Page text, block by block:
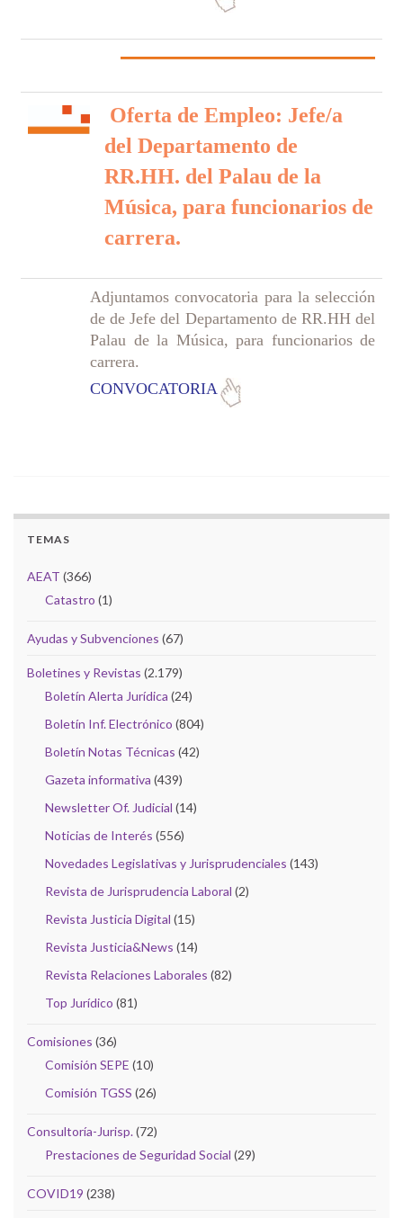
Oferta de Empleo: Jefe/a
del Departamento de
RR.HH. del Palau de la
Música, para funcionarios de
carrera.
Adjuntamos convocatoria para la selección
de de Jefe del Departamento de RR.HH del
Palau de la Música, para funcionarios de
carrera.
CONVOCATORIA
TEMAS
AEAT (366)
Catastro (1)
Ayudas y Subvenciones (67)
Boletines y Revistas (2.179)
Boletín Alerta Jurídica (24)
Boletín Inf. Electrónico (804)
Boletín Notas Técnicas (42)
Gazeta informativa (439)
Newsletter Of. Judicial (14)
Noticias de Interés (556)
Novedades Legislativas y Jurisprudenciales (143)
Revista de Jurisprudencia Laboral (2)
Revista Justicia Digital (15)
Revista Justicia&News (14)
Revista Relaciones Laborales (82)
Top Jurídico (81)
Comisiones (36)
Comisión SEPE (10)
Comisión TGSS (26)
Consultoría-Jurisp.(72)
Prestaciones de Seguridad Social (29)
COVID19 (238)